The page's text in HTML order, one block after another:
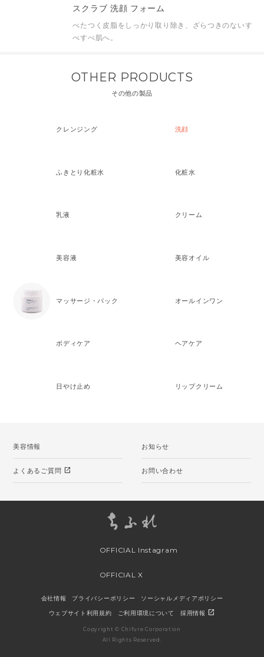
スクラブ 洗顔 フォーム
べたつく皮脂をしっかり取り除き、ざらつきのないす
べすべ肌へ。
OTHER PRODUCTS
その他の製品
クレンジング 洗顔
ふきとり化粧水 化粧水
乳液 クリーム
美容液 美容オイル
マッサージ・パック オールインワン
ボディケア ヘアケア
日やけ止め リップクリーム
美容情報 お知らせ
よくあるご質問 open_in_new お問い合わせ
OFFICIAL Instagram
OFFICIAL X
会社情報 プライバシーポリシー ソーシャルメディアポリシー
ウェブサイト利用規約 ご利用環境について 採用情報 open_in_new
Copyright © Chifure Corporation
All Rights Reserved.